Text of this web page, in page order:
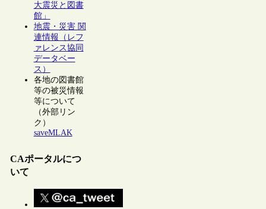
大震災と図書
館」
地震・災害 関
連情報（レフ
ァレンス協同
データベー
ス）
各地の図書館
等の被災情報
等について
（外部リン
ク）
saveMLAK
CAポータルにつ
いて